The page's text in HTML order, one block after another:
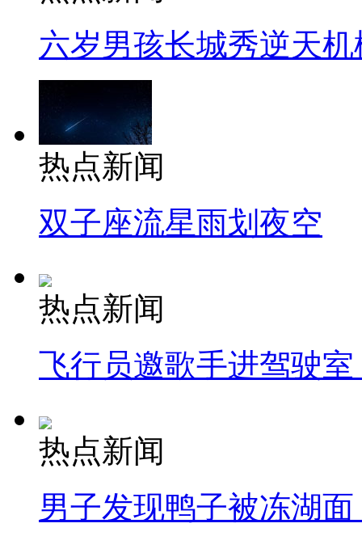
六岁男孩长城秀逆天机
热点新闻
双子座流星雨划夜空
热点新闻
飞行员邀歌手进驾驶
热点新闻
男子发现鸭子被冻湖